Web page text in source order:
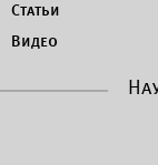
Статьи
Видео